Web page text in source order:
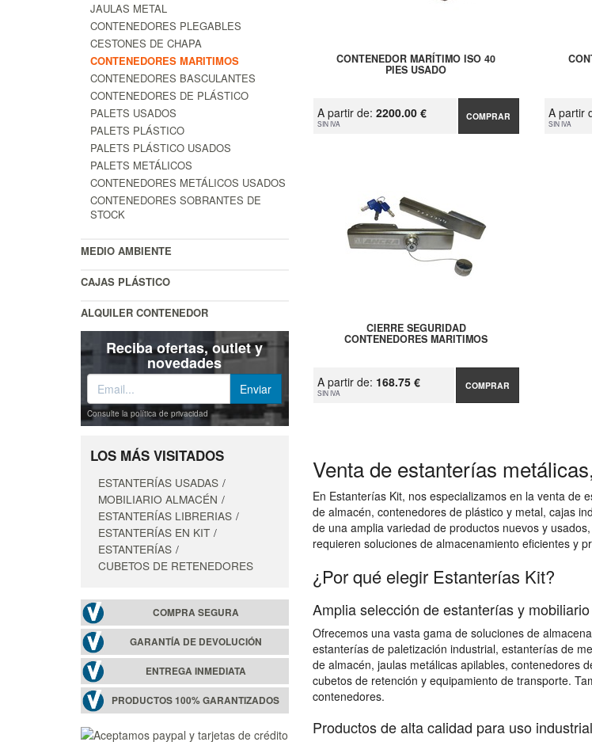
JAULAS METAL
CONTENEDORES PLEGABLES
CESTONES DE CHAPA
CONTENEDORES MARITIMOS
CONTENEDORES BASCULANTES
CONTENEDORES DE PLÁSTICO
PALETS USADOS
PALETS PLÁSTICO
PALETS PLÁSTICO USADOS
PALETS METÁLICOS
CONTENEDORES METÁLICOS USADOS
CONTENEDORES SOBRANTES DE
STOCK
MEDIO AMBIENTE
CAJAS PLÁSTICO
ALQUILER CONTENEDOR
Reciba ofertas, outlet y
novedades
Consulte la política de privacidad
LOS MÁS VISITADOS
ESTANTERÍAS USADAS
MOBILIARIO ALMACÉN
ESTANTERÍAS LIBRERIAS
ESTANTERÍAS EN KIT
ESTANTERÍAS
CUBETOS DE RETENEDORES
COMPRA SEGURA
GARANTÍA DE DEVOLUCIÓN
ENTREGA INMEDIATA
PRODUCTOS 100% GARANTIZADOS
CONTENEDOR MARÍTIMO ISO 40
PIES USADO
A partir de: 2200.00 €
SIN IVA
COMPRAR A partir
SIN IVA
CIERRE SEGURIDAD
CONTENEDORES MARITIMOS
A partir de: 168.75 €
SIN IVA
COMPRAR
Venta de estanterías
En Estanterías Kit, nos especializamos en la venta de
de almacén, contenedores de plástico y metal, cajas
de una amplia variedad de productos nuevos y
requieren soluciones de almacenamiento eficientes y
¿Por qué elegir Estanterías Kit?
Amplia selección de estanterías y
Ofrecemos una vasta gama de soluciones de
estanterías de paletización industrial, estanterías de
de almacén, jaulas metálicas apilables, contenedores
cubetos de retención y equipamiento de transporte.
contenedores.
Productos de alta calidad para uso industrial